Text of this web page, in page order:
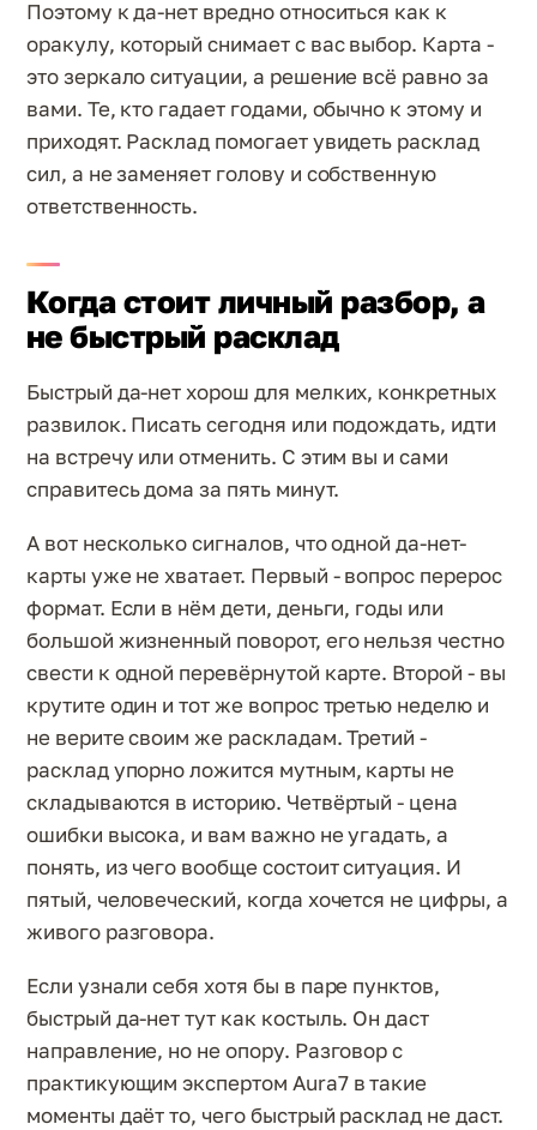
Поэтому к да-нет вредно относиться как к
оракулу, который снимает с вас выбор. Карта -
это зеркало ситуации, а решение всё равно за
вами. Те, кто гадает годами, обычно к этому и
приходят. Расклад помогает увидеть расклад
сил, а не заменяет голову и собственную
ответственность.
Когда стоит личный разбор, а
не быстрый расклад
Быстрый да-нет хорош для мелких, конкретных
развилок. Писать сегодня или подождать, идти
на встречу или отменить. С этим вы и сами
справитесь дома за пять минут.
А вот несколько сигналов, что одной да-нет-
карты уже не хватает. Первый - вопрос перерос
формат. Если в нём дети, деньги, годы или
большой жизненный поворот, его нельзя честно
свести к одной перевёрнутой карте. Второй - вы
крутите один и тот же вопрос третью неделю и
не верите своим же раскладам. Третий -
расклад упорно ложится мутным, карты не
складываются в историю. Четвёртый - цена
ошибки высока, и вам важно не угадать, а
понять, из чего вообще состоит ситуация. И
пятый, человеческий, когда хочется не цифры, а
живого разговора.
Если узнали себя хотя бы в паре пунктов,
быстрый да-нет тут как костыль. Он даст
направление, но не опору. Разговор с
практикующим экспертом Aura7 в такие
моменты даёт то, чего быстрый расклад не даст.